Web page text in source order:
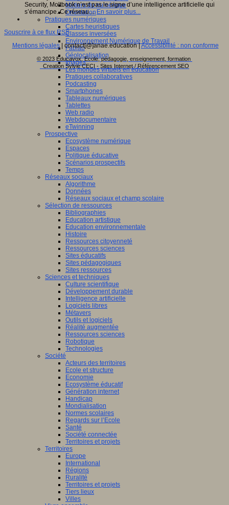
Métiers du numérique
Orientation
Pratiques numériques
Cartes heuristiques
Classes inversées
Environnement Numérique de Travail
Fablab
Géolocalisation
Images
Les mondes virtuels en éducation
Pratiques collaboratives
Podcasting
Smartphones
Tableaux numériques
Tablettes
Web radio
Webdocumentaire
eTwinning
Prospective
Ecosystème numérique
Espaces
Politique éducative
Scénarios prospectifs
Temps
Réseaux sociaux
Algorithme
Données
Réseaux sociaux et champ scolaire
Sélection de ressources
Bibliographies
Education artistique
Education environnementale
Histoire
Ressources citoyenneté
Ressources sciences
Sites éducatifs
Sites pédagogiques
Sites ressources
Sciences et techniques
Culture scientifique
Développement durable
Intelligence artificielle
Logiciels libres
Métavers
Outils et logiciels
Réalité augmentée
Ressources sciences
Robotique
Technologies
Société
Acteurs des territoires
Ecole et structure
Economie
Ecosystème éducatif
Génération internet
Handicap
Mondialisation
Normes scolaires
Regards sur l’Ecole
Santé
Société connectée
Territoires et projets
Territoires
Europe
International
Régions
Ruralité
Territoires et projets
Tiers lieux
Villes
Security, Moltbook n’est pas le signe d’une intelligence artificielle qui
s’émancipe. Ce réseau… En savoir plus...
Souscrire à ce flux RSS
Mentions légales| contact[@]anae.education |Accessibilité : non conforme
© 2023 Educavox, Ecole, pédagogie, enseignement, formation
Creation Sylvie CECI - Sites Internet / Référencement SEO